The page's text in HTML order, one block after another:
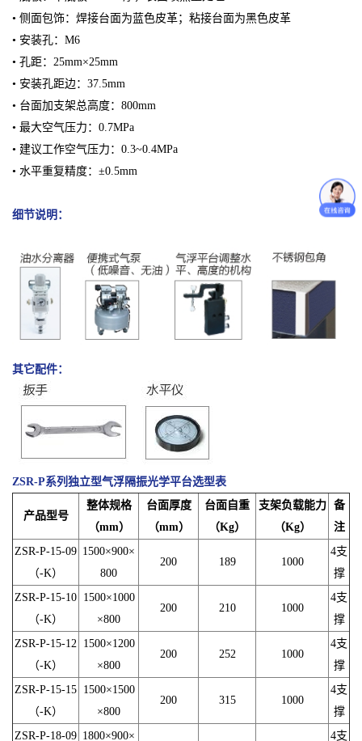
• 侧面包饰：焊接台面为蓝色皮革；粘接台面为黑色皮革
• 安装孔：M6
• 孔距：25mm×25mm
• 安装孔距边：37.5mm
• 台面加支架总高度：800mm
• 最大空气压力：0.7MPa
• 建议工作空气压力：0.3~0.4MPa
• 水平重复精度：±0.5mm
细节说明：
其它配件：
ZSR-P系列独立型气浮隔振光学平台选型表
产品型号
整体规格
（mm）
台面厚度
（mm）
台面自重
（Kg）
支架负载能力
（Kg）
备
注
ZSR-P-15-09
（-K）
1500×900×
800
200 189 1000
4支
撑
ZSR-P-15-10
（-K）
1500×1000
×800
200 210 1000
4支
撑
ZSR-P-15-12
（-K）
1500×1200
×800
200 252 1000
4支
撑
ZSR-P-15-15
（-K）
1500×1500
×800
200 315 1000
4支
撑
ZSR-P-18-09 1800×900×
4支